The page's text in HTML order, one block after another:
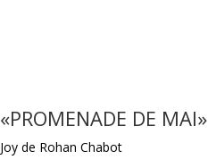
«PROMENADE DE MAI»
Joy de Rohan Chabot